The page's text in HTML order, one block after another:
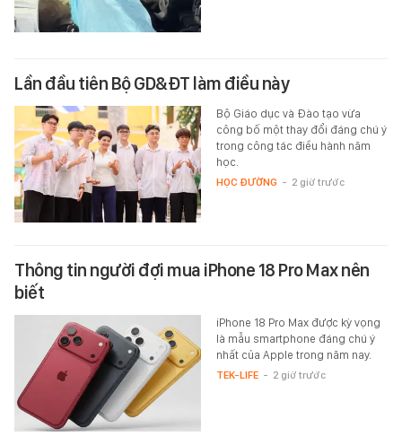
Lần đầu tiên Bộ GD&ĐT làm điều này
Bộ Giáo dục và Đào tạo vừa
công bố một thay đổi đáng chú ý
trong công tác điều hành năm
học.
HỌC ĐƯỜNG - 2 giờ trước
Thông tin người đợi mua iPhone 18 Pro Max nên
biết
iPhone 18 Pro Max được kỳ vọng
là mẫu smartphone đáng chú ý
nhất của Apple trong năm nay.
TEK-LIFE - 2 giờ trước